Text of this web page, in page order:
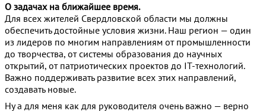
О задачах на ближайшее время.
Для всех жителей Свердловской области мы должны
обеспечить достойные условия жизни. Наш регион — один
из лидеров по многим направлениям от промышленности
до творчества, от системы образования до научных
открытий, от патриотических проектов до IT-технологий.
Важно поддерживать развитие всех этих направлений,
создавать новые.
Ну а для меня как для руководителя очень важно — верно